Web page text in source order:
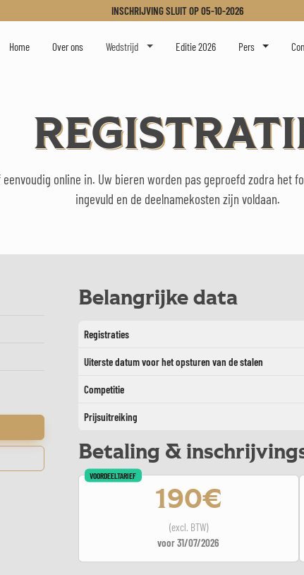
INSCHRIJVING SLUIT OP05-10-2026
Home Over ons Wedstrijd Editie 2026 Pers
online in. Uw bieren worden pas geproefd zodra het
ingevuld en de deelnamekosten zijn voldaan.
Belangrijke data
Registraties
Uiterste datum voor het opsturen van de stalen
Competitie
Prijsuitreiking
Betaling &
190€
(excl. BTW)
voor 31/07/2026
VOORDEELTARIEF